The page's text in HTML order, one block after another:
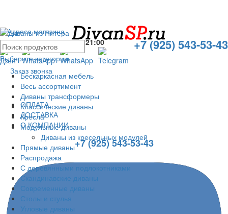
Адреса магазина
+7 (925) 543-53-43
Без выходных с10:00до21:00
Заказ звонка
ОПЛАТА
ДОСТАВКА
О КОМПАНИИ
+7 (925) 543-53-43
Выберите категорию
Бескаркасная мебель
Весь ассортимент
Диваны трансформеры
Классические диваны
Кресла
Модульные диваны
Диваны из кресельных модулей
Прямые диваны
Распродажа
С деревянными подлокотниками
Скандинавские диваны
Современные диваны
Столы и стулья
Угловые диваны